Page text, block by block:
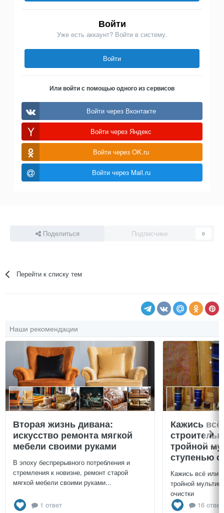
Войти
Уже есть аккаунт? Войти в систему.
Войти
Или войти с помощью одного из сервисов
Войти через Вконтакте
Войти через Яндекс
Войти через OK.ru
Войти через Mail.ru
Поделиться Подписчики 0
Перейти к списку тем
Наши рекомендации
Вторая жизнь дивана:
искусство ремонта мягкой
мебели своими руками
В эпоху беспрерывного потребления и
стремления к новизне, ремонт старой
мягкой мебели своими руками...
1 ответ
Кажись
тройной
ступенью
Кажись всё или
тройной
очистки
16